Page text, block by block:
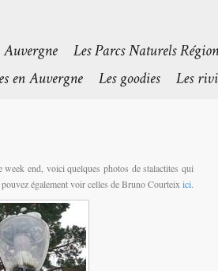
end, voici quelques photos de stalactites qui
également voir celles de Bruno Courteix ici.